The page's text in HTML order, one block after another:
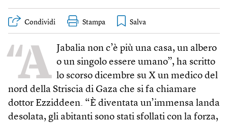
Condividi Stampa
“A Jabalia non c’è più una casa, un albero
o un singolo essere umano”, ha scritto
lo scorso dicembre su X un medico del
nord della Striscia di Gaza che si fa chiamare
dottor Ezziddeen. “È diventata un’immensa landa
desolata, gli abitanti sono stati sfollati con la forza,